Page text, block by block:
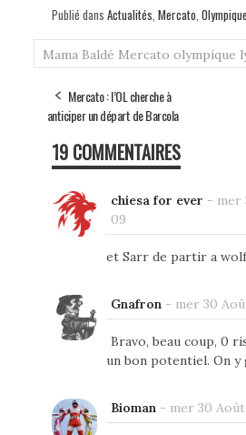
Publié dans Actualités Mercato
Mama Baldé Mercato olympique
Mercato : l’OL cherche à
anticiper un départ de Barcola
19 COMMENTAIRES
chiesa for ever - mer
09
et Sarr de partir a
Gnafron - mer 30
Bravo, beau coup, 0
un bon potentiel. On y
Bioman - mer 30 Août